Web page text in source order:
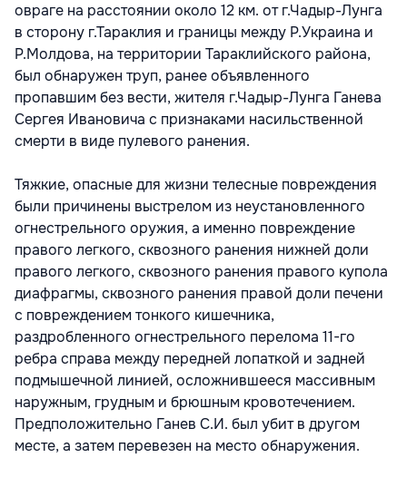
овраге на расстоянии около 12 км. от г.Чадыр-Лунга
в сторону г.Тараклия и границы между Р.Украина и
Р.Молдова, на территории Тараклийского района,
был обнаружен труп, ранее объявленного
пропавшим без вести, жителя г.Чадыр-Лунга Ганева
Сергея Ивановича с признаками насильственной
смерти в виде пулевого ранения.
Тяжкие, опасные для жизни телесные повреждения
были причинены выстрелом из неустановленного
огнестрельного оружия, а именно повреждение
правого легкого, сквозного ранения нижней доли
правого легкого, сквозного ранения правого купола
диафрагмы, сквозного ранения правой доли печени
с повреждением тонкого кишечника,
раздробленного огнестрельного перелома 11-го
ребра справа между передней лопаткой и задней
подмышечной линией, осложнившееся массивным
наружным, грудным и брюшным кровотечением.
Предположительно Ганев С.И. был убит в другом
месте, а затем перевезен на место обнаружения.